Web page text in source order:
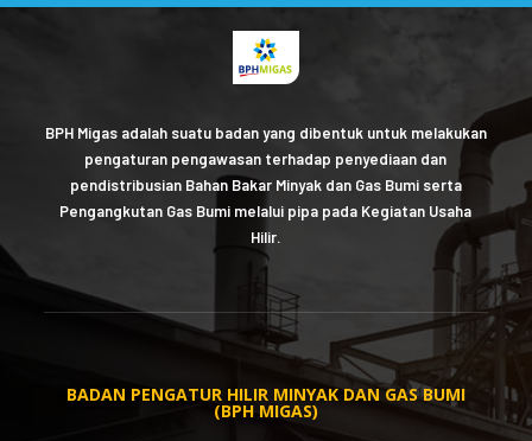
BPH Migas adalah suatu badan yang dibentuk untuk melakukan
pengaturan pengawasan terhadap penyediaan dan
pendistribusian Bahan Bakar Minyak dan Gas Bumi serta
Pengangkutan Gas Bumi melalui pipa pada Kegiatan Usaha
Hilir.
BADAN PENGATUR HILIR MINYAK DAN GAS BUMI
(BPH MIGAS)